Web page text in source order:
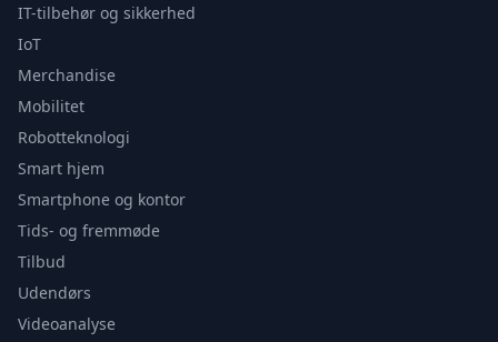
IT-tilbehør og sikkerhed
IoT
Merchandise
Mobilitet
Robotteknologi
Smart hjem
Smartphone og kontor
Tids- og fremmøde
Tilbud
Udendørs
Videoanalyse